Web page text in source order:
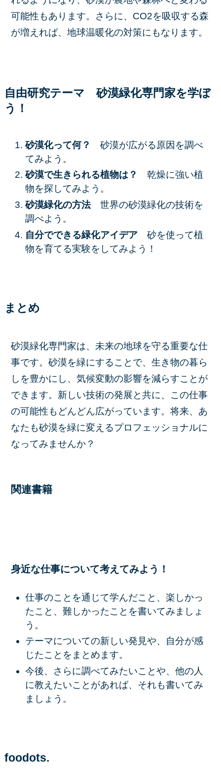
可能性もあります。さらに、CO2を吸収する森
が増えれば、地球温暖化の対策にもなります。
自由研究テーマ 砂漠緑化専門家を学ぼ
う！
砂漠化って何？ 砂漠が広がる原因を調べ
てみよう。
砂漠で生きられる植物は？ 乾燥に強い植
物を探してみよう。
砂漠緑化の方法 世界の砂漠緑化の技術を
調べよう。
自分でできる緑化アイデア 砂を使って植
物を育てる実験をしてみよう！
まとめ
砂漠緑化専門家は、未来の地球を守る重要な仕
事です。砂漠を緑にすることで、生き物の暮ら
しを豊かにし、気候変動の影響を減らすことが
できます。新しい技術の発展と共に、この仕事
の可能性もどんどん広がっています。将来、あ
なたも砂漠を緑に変えるプロフェッショナルに
なってみませんか？
関連書籍
身近な仕事について考えてみよう！
仕事のことを通じて学んだこと、楽しかっ
たこと、難しかったことを書いてみましょ
う。
テーマについての新しい発見や、自分が感
じたことをまとめます。
今後、さらに調べてみたいことや、他の人
に教えたいことがあれば、それも書いてみ
ましょう。
foodots.